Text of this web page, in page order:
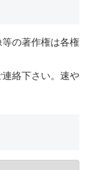
の著作権は各権
絡下さい。速や